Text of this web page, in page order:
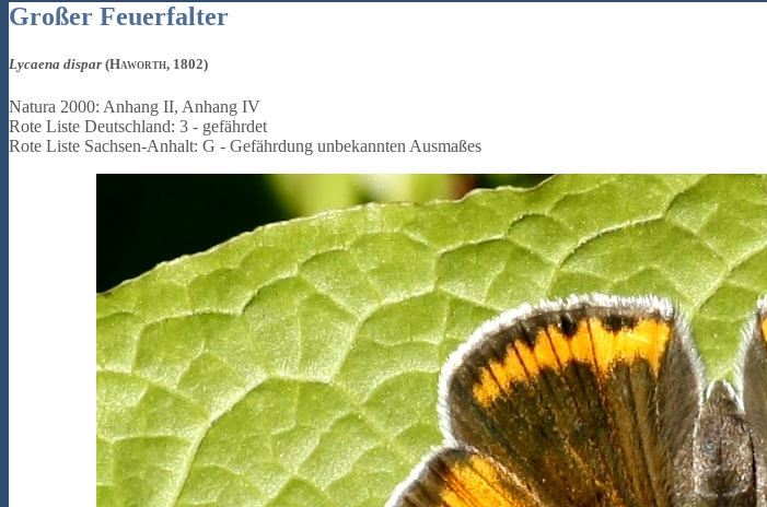
Großer Feuerfalter
Lycaena dispar (Haworth, 1802)
Natura 2000: Anhang II, Anhang IV
Rote Liste Deutschland: 3 - gefährdet
Rote Liste Sachsen-Anhalt: G - Gefährdung unbekannten Ausmaßes